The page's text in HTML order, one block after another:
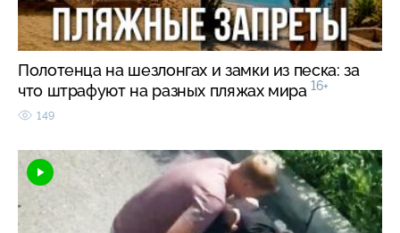
Полотенца на шезлонгах и замки из песка: за
что штрафуют на разных пляжах мира 16+
149